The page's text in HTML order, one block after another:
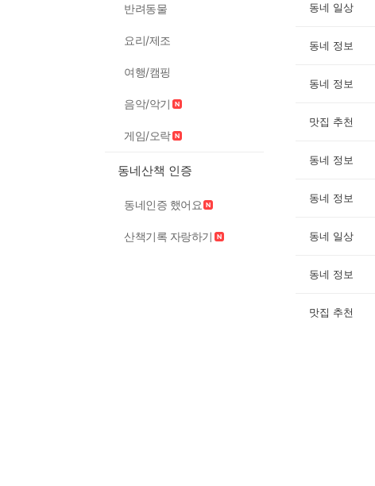
반려동물
요리/제조
여행/캠핑
음악/악기
게임/오락
동네산책 인증
동네인증 했어요
산책기록 자랑하기
동네 일상
동네 정보
동네 정보
맛집 추천
동네 정보
동네 정보
동네 일상
동네 정보
맛집 추천